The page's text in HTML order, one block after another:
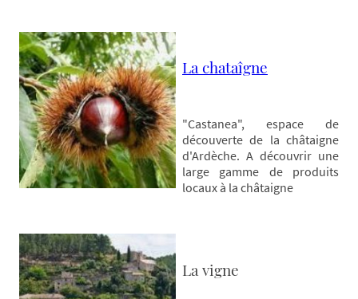
La chataîgne
"Castanea", espace de
découverte de la châtaigne
d'Ardèche. A découvrir une
large gamme de produits
locaux à la châtaigne
La vigne